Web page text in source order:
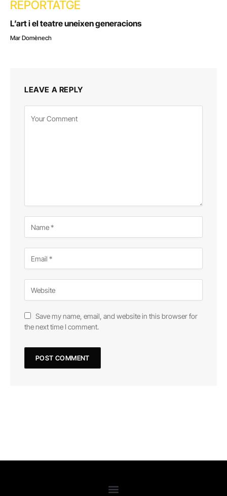
REPORTATGE
L’art i el teatre uneixen generacions
Mar Domènech
LEAVE A REPLY
Save my name, email, and website in this browser for
the next time I comment.